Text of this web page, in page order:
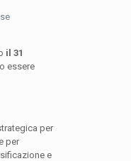
il 31
essere
per
per
e